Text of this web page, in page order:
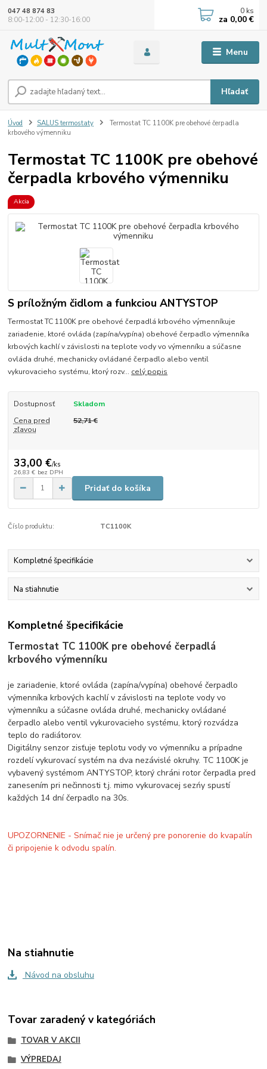
Menu
Hľadať
047 48 874 83
8:00-12:00 - 12:30-16:00
0 ks
za 0,00 €
Úvod SALUS termostaty
Termostat TC 1100K pre obehové čerpadla
krbového výmenniku
Termostat TC 1100K pre obehové
čerpadla krbového výmenniku
Akcia
S príložným čidlom a funkciou ANTYSTOP
Termostat TC 1100K pre obehové čerpadlá krbového výmenníkuje
zariadenie, ktoré ovláda (zapína/vypína) obehové čerpadlo výmenníka
krbových kachlí v závislosti na teplote vody vo výmenníku a súčasne
ovláda druhé, mechanicky ovládané čerpadlo alebo ventil
vykurovacieho systému, ktorý rozv... celý popis
Dostupnosť
Skladom
Cena pred
zľavou
52,71 €
33,00 €/ks
26,83 € bez DPH
Pridať do košíka
Číslo produktu: TC1100K
Kompletné špecifikácie
Na stiahnutie
Kompletné špecifikácie
Termostat TC 1100K pre obehové čerpadlá
krbového výmenníku
je zariadenie, ktoré ovláda (zapína/vypína) obehové čerpadlo
výmenníka krbových kachlí v závislosti na teplote vody vo
výmenníku a súčasne ovláda druhé, mechanicky ovládané
čerpadlo alebo ventil vykurovacieho systému, ktorý rozvádza
teplo do radiátorov.
Digitálny senzor zisťuje teplotu vody vo výmenníku a prípadne
rozdelí vykurovací systém na dva nezávislé okruhy. TC 1100K je
vybavený systémom ANTYSTOP, ktorý chráni rotor čerpadla pred
zanesením pri nečinnosti t.j. mimo vykurovacej sezńy spustí
každých 14 dní čerpadlo na 30s.
UPOZORNENIE - Snímač nie je určený pre ponorenie do kvapalín
či pripojenie k odvodu spalín.
Na stiahnutie
Návod na obsluhu
Tovar zaradený v kategóriách
TOVAR V AKCII
VÝPREDAJ